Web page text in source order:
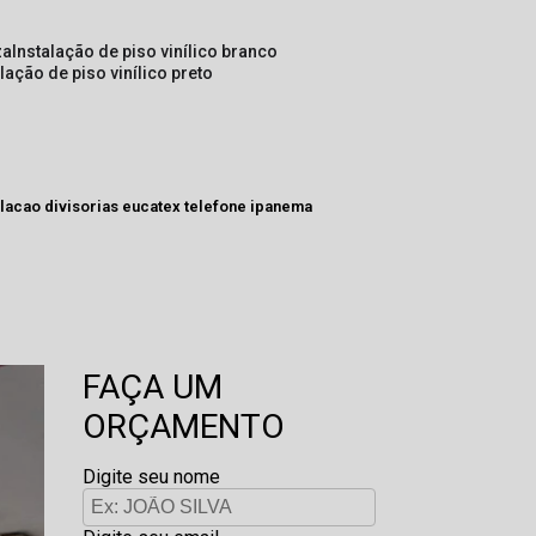
instalação de piso vinílico branco
de piso vinílico preto
divisorias eucatex telefone ipanema
FAÇA UM
ORÇAMENTO
Digite seu nome